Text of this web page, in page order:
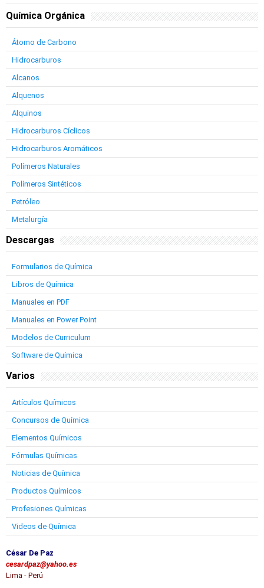
Química Orgánica
Átomo de Carbono
Hidrocarburos
Alcanos
Alquenos
Alquinos
Hidrocarburos Cíclicos
Hidrocarburos Aromáticos
Polímeros Naturales
Polímeros Sintéticos
Petróleo
Metalurgía
Descargas
Formularios de Química
Libros de Química
Manuales en PDF
Manuales en Power Point
Modelos de Curriculum
Software de Química
Varios
Artículos Químicos
Concursos de Química
Elementos Químicos
Fórmulas Químicas
Noticias de Química
Productos Químicos
Profesiones Químicas
Videos de Química
César De Paz
cesardpaz@yahoo.es
Lima - Perú